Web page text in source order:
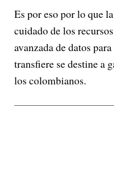
Es por eso por lo que
cuidado de los
avanzada de datos
transfiere se destine a
los colombianos.